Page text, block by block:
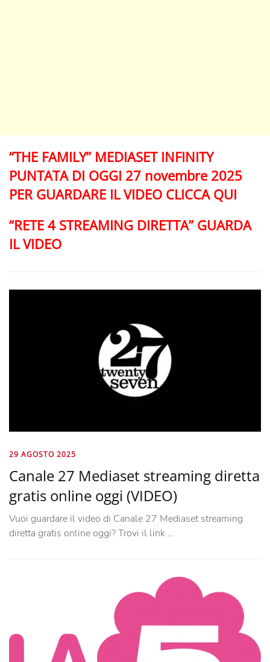
“THE FAMILY” MEDIASET INFINITY
PUNTATA DI OGGI 27 novembre 2025
PER GUARDARE IL VIDEO CLICCA QUI
“RETE 4 STREAMING DIRETTA” GUARDA
IL VIDEO
29 AGOSTO 2025
Canale 27 Mediaset streaming diretta
gratis online oggi (VIDEO)
Vuoi guardare il video di Canale 27 Mediaset streaming
diretta gratis online oggi? Trovi il link …